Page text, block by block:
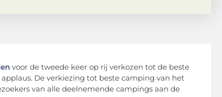
voor de tweede keer op rij verkozen tot de beste
De verkiezing tot beste camping van het
van alle deelnemende campings aan de